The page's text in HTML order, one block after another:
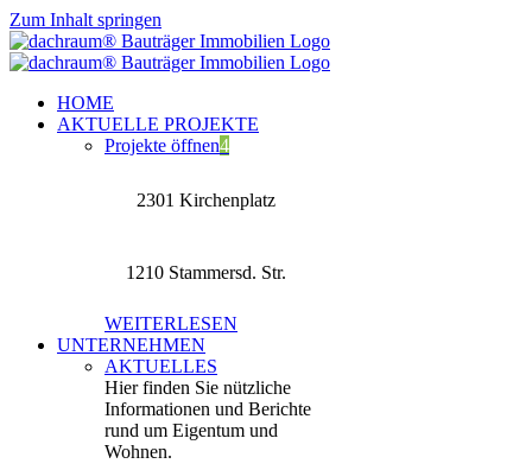
Zum Inhalt springen
HOME
AKTUELLE PROJEKTE
Projekte öffnen4
2301 Kirchenplatz
1210 Stammersd. Str.
WEITERLESEN
UNTERNEHMEN
AKTUELLES
Hier finden Sie nützliche
Informationen und Berichte
rund um Eigentum und
Wohnen.